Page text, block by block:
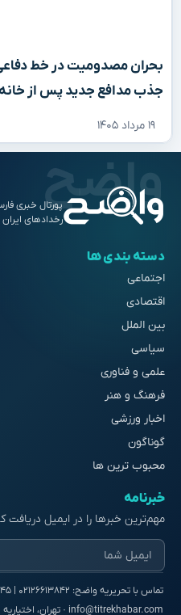
بحران مصدومیت در خط دفاعی
جذب مدافع جدید پس از
۱۹ مرداد ۱۴۰۵
پورتال خبری
رخدادهای
دسته بندی ها
اجتماعی
اقتصادی
بین الملل
سیاسی
علمی و فناوری
فرهنگ و هنر
اخبار ورزشی
گوناگون
محبوب ترین ها
خبرنامه
مهم‌ترین خبرها را در ایمیل دریافت